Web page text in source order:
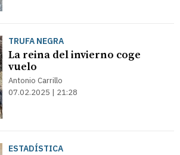
TRUFA NEGRA
La reina del invierno coge
vuelo
Antonio Carrillo
07.02.2025 | 21:28
ESTADÍSTICA